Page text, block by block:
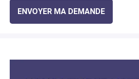
ENVOYER MA DEMANDE